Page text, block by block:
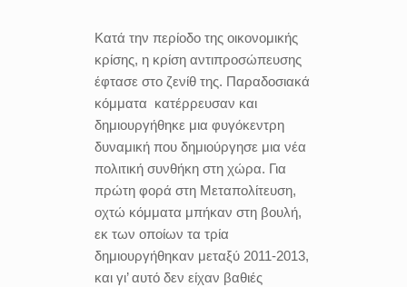
Κατά την περίοδο της οικονομικής
κρίσης, η κρίση αντιπροσώπευσης
έφτασε στο ζενίθ της. Παραδοσιακά
κόμματα κατέρρευσαν και
δημιουργήθηκε μια φυγόκεντρη
δυναμική που δημιούργησε μια νέα
πολιτική συνθήκη στη χώρα. Για
πρώτη φορά στη Μεταπολίτευση,
οχτώ κόμματα μπήκαν στη βουλή,
εκ των οποίων τα τρία
δημιουργήθηκαν μεταξύ 2011-2013,
και γι’ αυτό δεν είχαν βαθιές